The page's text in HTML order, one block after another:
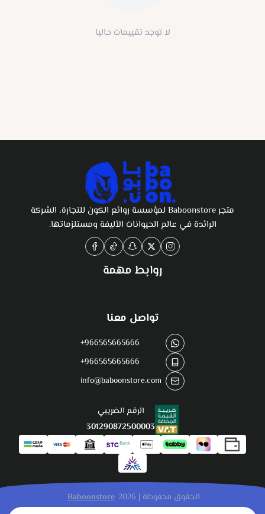
لا توجد تقييمات حاليا
متجر Baboonstore لمؤسسة روائع الكون للتجارة، الشركة
الرائدة في عالم الحيوانات الأليفة ومستلزماتها.
روابط مهمة
تواصل معنا
+966565665666
+966565665666
info@baboonstore.com
الرقم الضريبي
301290872500003
الحقوق محفوظة | 2026 Baboonstore